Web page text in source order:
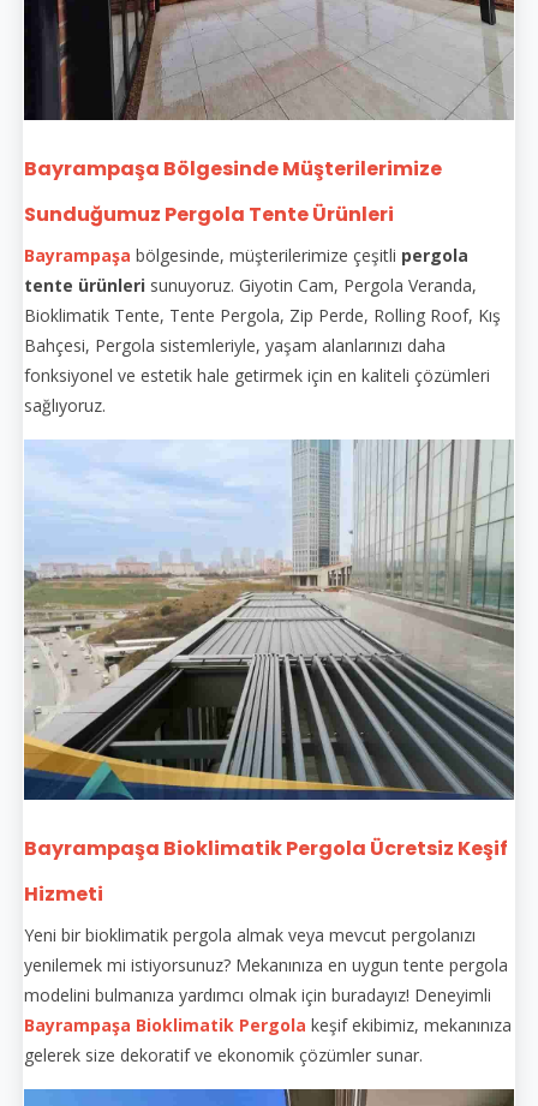
Bayrampaşa Bölgesinde Müşterilerimize
Sunduğumuz Pergola Tente Ürünleri
Bayrampaşa bölgesinde, müşterilerimize çeşitli pergola
tente ürünleri sunuyoruz. Giyotin Cam, Pergola Veranda,
Bioklimatik Tente, Tente Pergola, Zip Perde, Rolling Roof, Kış
Bahçesi, Pergola sistemleriyle, yaşam alanlarınızı daha
fonksiyonel ve estetik hale getirmek için en kaliteli çözümleri
sağlıyoruz.
Bayrampaşa Bioklimatik Pergola Ücretsiz Keşif
Hizmeti
Yeni bir bioklimatik pergola almak veya mevcut pergolanızı
yenilemek mi istiyorsunuz? Mekanınıza en uygun tente pergola
modelini bulmanıza yardımcı olmak için buradayız! Deneyimli
Bayrampaşa Bioklimatik Pergola keşif ekibimiz, mekanınıza
gelerek size dekoratif ve ekonomik çözümler sunar.